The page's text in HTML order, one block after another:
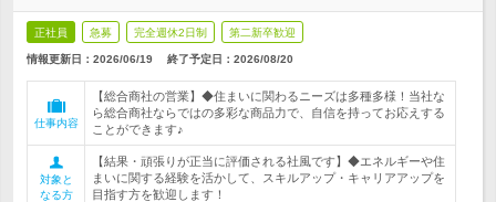
正社員 急募 完全週休2日制 第二新卒歓迎
情報更新日：2026/06/19 終了予定日： 2026/08/20
仕事内容
【総合商社の営業】◆住まいに関わるニーズは多種多様！当社な
ら総合商社ならではの多彩な商品力で、自信を持ってお応えする
ことができます♪
対象と
なる方
【結果・頑張りが正当に評価される社風です】◆エネルギーや住
まいに関する経験を活かして、スキルアップ・キャリアアップを
目指す方を歓迎します！